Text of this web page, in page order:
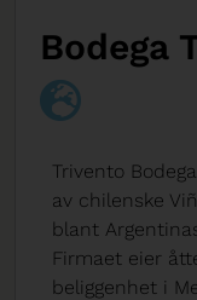
Bodega
Trivento
av chilenske
blant
Firmaet eier
beliggenhet i